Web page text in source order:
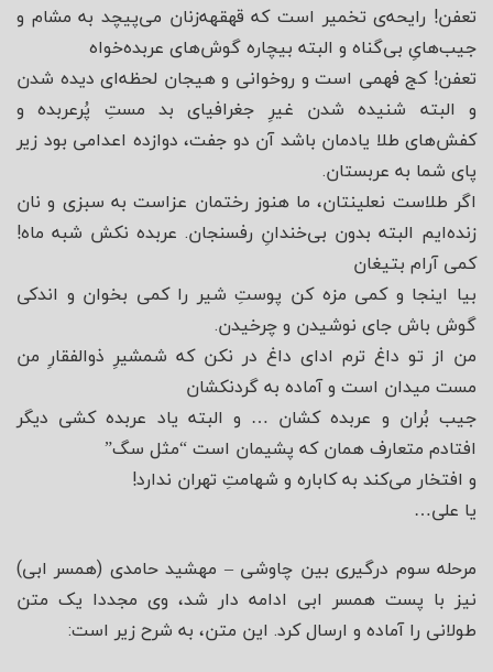
تعفن! رایحه‌ی تخمیر است که قهقهه‌زنان می‌پیچد به مشام و
جیب‌هایِ بی‌گناه و البته بیچاره گوش‌های عربده‌خواه
تعفن! کج فهمی‌ است و روخوانی‌ و هیجان لحظه‌ای دیده شدن
و البته شنیده شدن غیرِ جغرافیای بد مستِ پُرعربده و
کفش‌های طلا یادمان باشد آن دو جفت، دوازده اعدامی بود زیر
پای شما به عربستان.
اگر طلاست نعلینتان، ما هنوز رختمان عزاست به سبزی و نان
زنده‌ایم البته بدون بی‌خندانِ رفسنجان. عربده نکش شبه ماه!
کمی آرام بتیغان
بیا اینجا و کمی مزه کن پوستِ شیر را کمی بخوان و ‌اندکی
گوش باش جای نوشیدن و چرخیدن.
من از تو داغ‌ ترم ادای داغ در نکن که شمشیرِ ذوالفقارِ من
مست میدان است و آماده به گردنکشان
جیب بُران و عربده کشان … و البته یاد عربده کشی دیگر
افتادم متعارف همان که پشیمان است “مثل سگ”
و افتخار می‌کند به کاباره و شهامتِ تهران ندارد!
یا علی…
مرحله سوم درگیری بین چاوشی – مهشید حامدی (همسر ابی)
نیز با پست همسر ابی ادامه دار شد، وی مجددا یک متن
طولانی را آماده و ارسال کرد. این متن، به شرح زیر است: